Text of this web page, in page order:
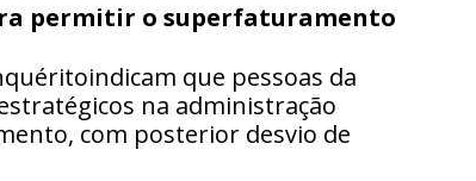
permitir o superfaturamento
que pessoas da
na administração
com posterior desvio de